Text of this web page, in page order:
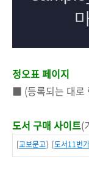
정오표 페이지
■ (등록되는 대로
도서 구매 사이트(
[교보문고] [도서11번가